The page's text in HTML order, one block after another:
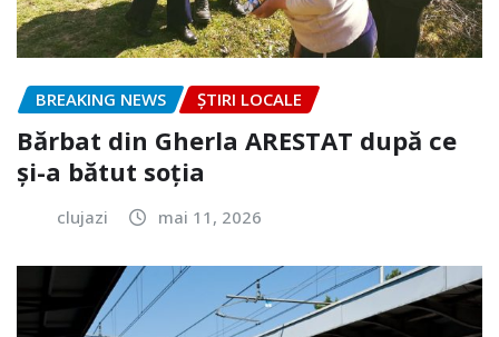
BREAKING NEWS ȘTIRI LOCALE
Bărbat din Gherla ARESTAT după ce
și-a bătut soția
clujazi mai 11, 2026